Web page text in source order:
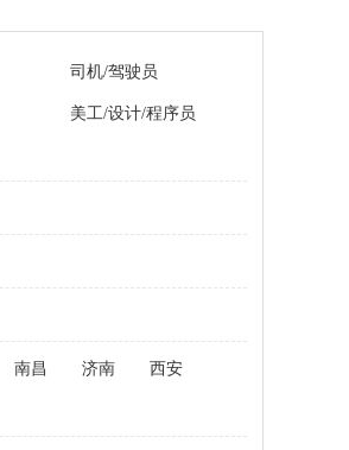
司机/驾驶员
美工/设计/程序员
南昌 济南 西安